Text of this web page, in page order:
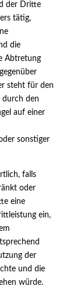
der Dritte
tätig,
die
Abtretung
steht für den
durch den
auf einer
sonstiger
falls
oder
eine
ein,
der
und die
würde.